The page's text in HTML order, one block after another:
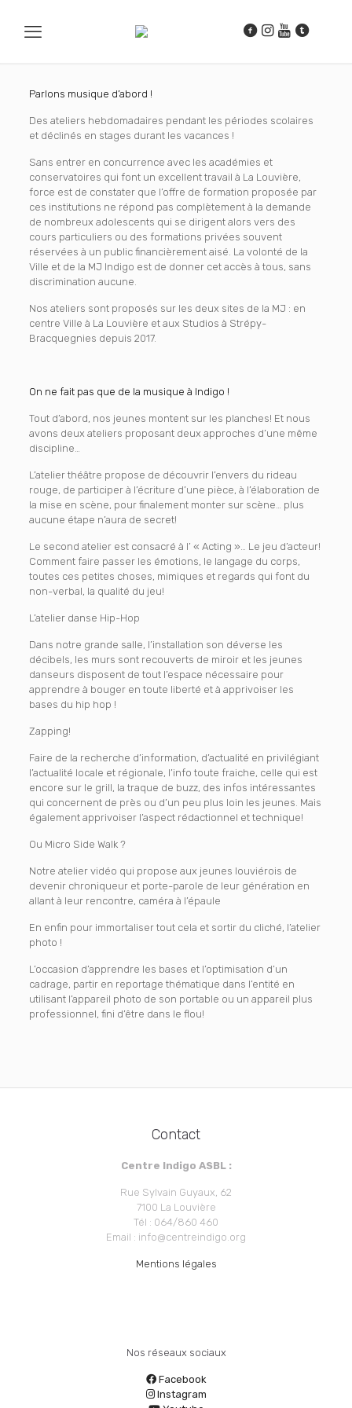
Parlons musique d’abord !
Des ateliers hebdomadaires pendant les périodes scolaires
et déclinés en stages durant les vacances !
Sans entrer en concurrence avec les académies et
conservatoires qui font un excellent travail à La Louvière,
force est de constater que l’offre de formation proposée par
ces institutions ne répond pas complètement à la demande
de nombreux adolescents qui se dirigent alors vers des
cours particuliers ou des formations privées souvent
réservées à un public financièrement aisé. La volonté de la
Ville et de la MJ Indigo est de donner cet accès à tous, sans
discrimination aucune.
Nos ateliers sont proposés sur les deux sites de la MJ : en
centre Ville à La Louvière et aux Studios à Strépy-
Bracquegnies depuis 2017.
On ne fait pas que de la musique à Indigo !
Tout d’abord, nos jeunes montent sur les planches! Et nous
avons deux ateliers proposant deux approches d’une même
discipline…
L’atelier théâtre propose de découvrir l’envers du rideau
rouge, de participer à l’écriture d’une pièce, à l’élaboration de
la mise en scène, pour finalement monter sur scène… plus
aucune étape n’aura de secret!
Le second atelier est consacré à l’ « Acting »… Le jeu d’acteur!
Comment faire passer les émotions, le langage du corps,
toutes ces petites choses, mimiques et regards qui font du
non-verbal, la qualité du jeu!
L’atelier danse Hip-Hop
Dans notre grande salle, l’installation son déverse les
décibels, les murs sont recouverts de miroir et les jeunes
danseurs disposent de tout l’espace nécessaire pour
apprendre à bouger en toute liberté et à apprivoiser les
bases du hip hop !
Zapping!
Faire de la recherche d’information, d’actualité en privilégiant
l’actualité locale et régionale, l’info toute fraiche, celle qui est
encore sur le grill, la traque de buzz, des infos intéressantes
qui concernent de près ou d’un peu plus loin les jeunes. Mais
également apprivoiser l’aspect rédactionnel et technique!
Ou Micro Side Walk ?
Notre atelier vidéo qui propose aux jeunes louviérois de
devenir chroniqueur et porte-parole de leur génération en
allant à leur rencontre, caméra à l’épaule
En enfin pour immortaliser tout cela et sortir du cliché, l’atelier
photo !
L’occasion d’apprendre les bases et l’optimisation d’un
cadrage, partir en reportage thématique dans l’entité en
utilisant l’appareil photo de son portable ou un appareil plus
professionnel, fini d’être dans le flou!
Contact
Centre Indigo ASBL :
Rue Sylvain Guyaux, 62
7100 La Louvière
Tél : 064/860 460
Email : info@centreindigo.org
Mentions légales
Nos réseaux sociaux
Facebook
Instagram